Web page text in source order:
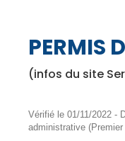
PERMIS
(infos du site
Vérifié le 01/11/2022 -
administrative